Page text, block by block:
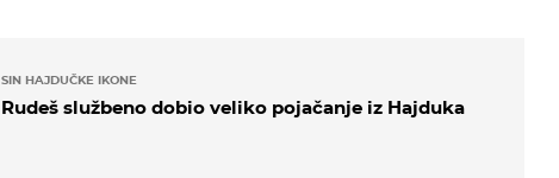
SIN HAJDUČKE IKONE
Rudeš službeno dobio veliko pojačanje iz Hajduka